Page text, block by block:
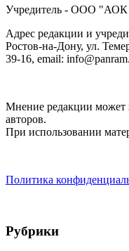
Учредитель - ООО "АОК
Адрес редакции и
Ростов-на-Дону, ул.
39-16, email:
Мнение редакции может
авторов.
При использовании
Политика
Рубрики